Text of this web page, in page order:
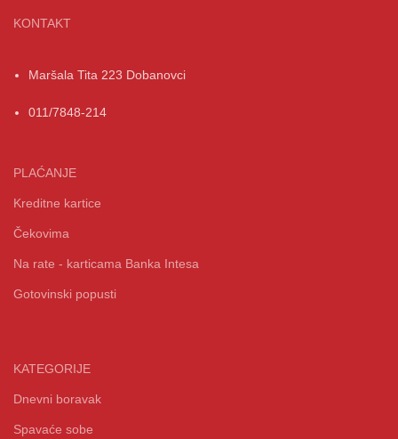
KONTAKT
Maršala Tita 223 Dobanovci
011/7848-214
PLAĆANJE
Kreditne kartice
Čekovima
Na rate - karticama Banka Intesa
Gotovinski popusti
KATEGORIJE
Dnevni boravak
Spavaće sobe